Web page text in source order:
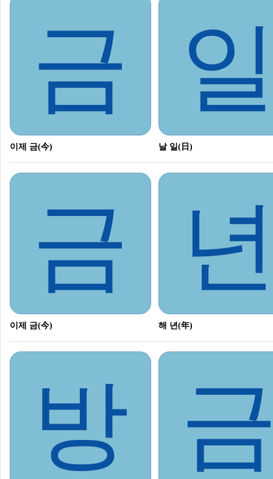
금
이제 금(今) 날 일(日)
금
이제 금(今) 해 년(年)
방